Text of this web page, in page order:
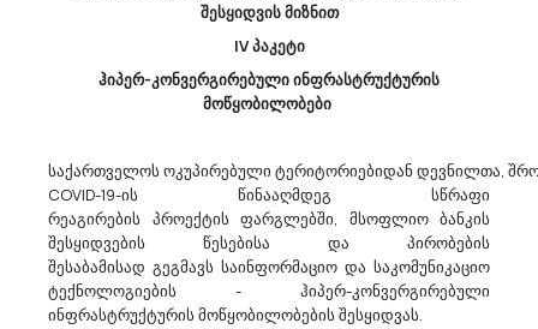
09100000 - საწვავი.
შპს „თბილისის სატრანსპორტო კომპანია“ ატარებს ბაზრის
კვლევას დიზელის საწვავის მინარევის (ADBLUE) (CPVკოდი:
09100000) ელექტრონული ტენდერის საშუალებით შემდგომი
შესყიდვის მიზნით. გთხოვთ, განიხილოთ ზემოაღნიშნული ბაზრის
კვლევის დოკუმენტაცია და წა...
შესყიდვის მიზნით
IV პაკეტი
ჰიპერ-კონვერგირებული ინფრასტრუქტურის
მოწყობილობები
საქართველოს ოკუპირებული ტერიტორიებიდან დევნილთა,
COVID-19-ის წინააღმდეგ სწრაფი
რეაგირების პროექტის ფარგლებში, მსოფლიო ბანკის
შესყიდვების წესებისა და პირობების
შესაბამისად გეგმავს საინფორმაციო და საკომუნიკაციო
ტექნოლოგიების - ჰიპერ-კონვერგირებული
ინფრასტრუქტურის მოწყობილობების შესყიდვას.